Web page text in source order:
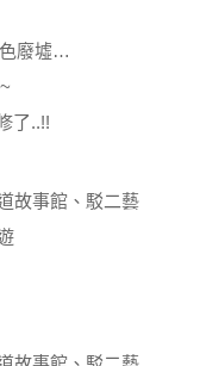
廢墟…
了..!!